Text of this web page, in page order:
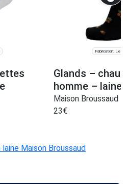
Fabrication: Les
Glands –
homme – laine
Maison Broussaud
23€
Maison Broussaud